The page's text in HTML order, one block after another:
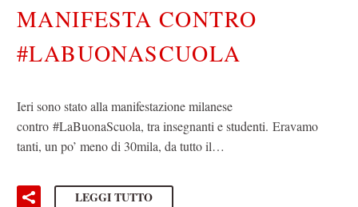
MANIFESTA CONTRO
#LABUONASCUOLA
Ieri sono stato alla manifestazione milanese
contro ‪#‎LaBuonaScuola‬, tra insegnanti e studenti. Eravamo
tanti, un po’ meno di 30mila, da tutto il…
LEGGI TUTTO